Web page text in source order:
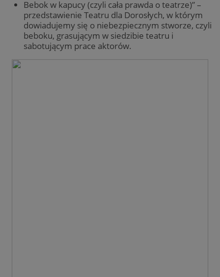
Bebok w kapucy (czyli cała prawda o teatrze)” –
przedstawienie Teatru dla Dorosłych, w którym
dowiadujemy się o niebezpiecznym stworze, czyli
beboku, grasującym w siedzibie teatru i
sabotującym prace aktorów.